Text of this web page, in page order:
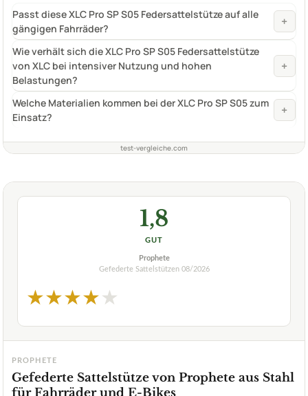
Passt diese XLC Pro SP S05 Federsattelstütze auf alle
gängigen Fahrräder?
+
Wie verhält sich die XLC Pro SP S05 Federsattelstütze
von XLC bei intensiver Nutzung und hohen
Belastungen?
+
Welche Materialien kommen bei der XLC Pro SP S05 zum
Einsatz?
+
test-vergleiche.com
1,8
GUT
Prophete
Gefederte Sattelstützen 08/2026
★★★★★
PROPHETE
Gefederte Sattelstütze von Prophete aus Stahl
für Fahrräder und E-Bikes